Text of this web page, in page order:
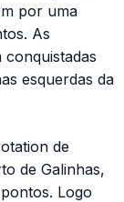
por uma
As
esquerdas da
de
de Galinhas,
Logo